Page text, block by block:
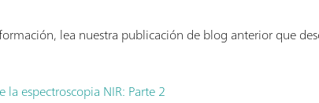
lea nuestra publicación de blog anterior que
la espectroscopia NIR: Parte 2